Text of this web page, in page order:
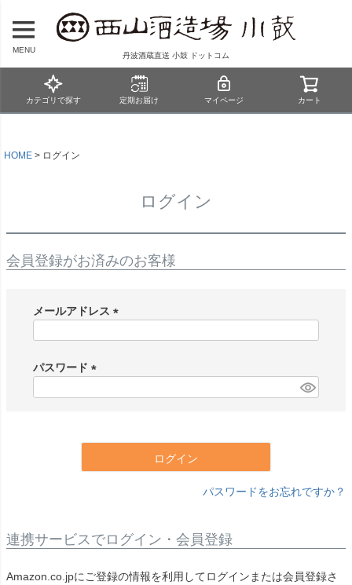
MENU
丹波酒蔵直送 小鼓 ドットコム
カテゴリで探す 定期お届け マイページ カート
HOME ログイン
ログイン
会員登録がお済みのお客様
メールアドレス
)
パスワード
ログイン
パスワードをお忘れですか？
連携サービスでログイン・会員登録
Amazon.co.jpにご登録の情報を利用してログインまたは会員登録さ